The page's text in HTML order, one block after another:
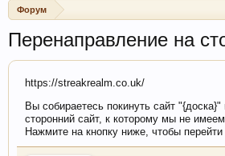
Форум
Перенаправление на
https://streakrealm.co.uk/
Вы собираетесь покинуть сайт "{доска}"
сторонний сайт, к которому мы не
Нажмите на кнопку ниже, чтобы